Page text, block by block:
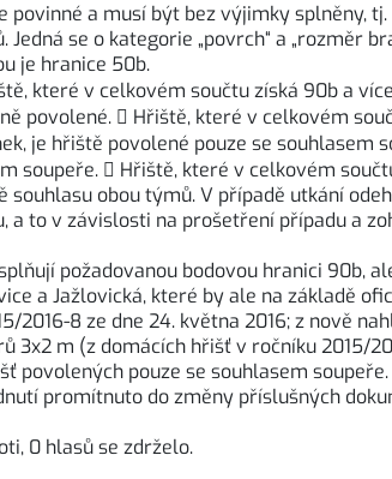
a musí být bez výjimky splněny,
se o kategorie „povrch“ a „rozměr
je hranice 50b.
které v celkovém součtu získá 90b a
povolené.  Hřiště, které v celkovém
je hřiště povolené pouze se souhlasem
soupeře.  Hřiště, které v celkovém
obou týmů. V případě utkání
to v závislosti na prošetření případu a
požadovanou bodovou hranici 90b,
a Jažlovická, které by ale na základě
2016-8 ze dne 24. května 2016; z nově
m (z domácích hřišť v ročníku 2015/
povolených pouze se souhlasem soupeře.
promítnuto do změny příslušných
0 hlasů se zdrželo.